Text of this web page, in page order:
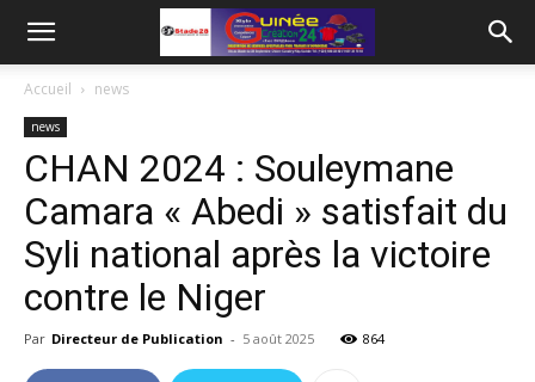
Accueil news
news
CHAN 2024 : Souleymane
Camara « Abedi » satisfait du
Syli national après la victoire
contre le Niger
Par Directeur de Publication - 5 août 2025 864